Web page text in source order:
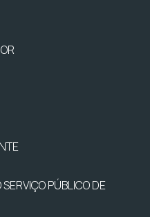
PÚBLICO DE